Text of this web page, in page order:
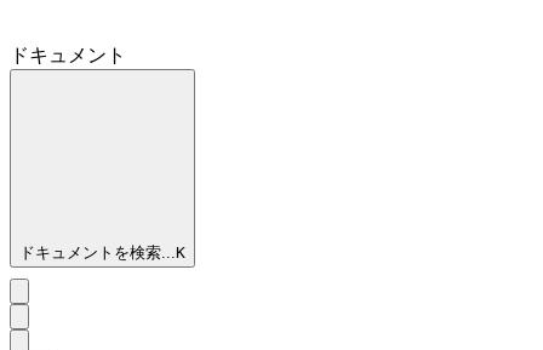
ドキュメント
ドキュメントを検索...K